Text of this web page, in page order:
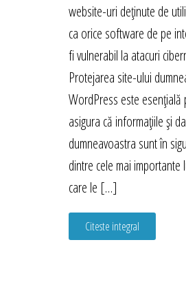
website-uri deținute de
ca orice software de pe
fi vulnerabil la atacuri
Protejarea site-ului
WordPress este esențială
asigura că informațiile și
dumneavoastra sunt în
dintre cele mai importante
care le […]
Citeste integral